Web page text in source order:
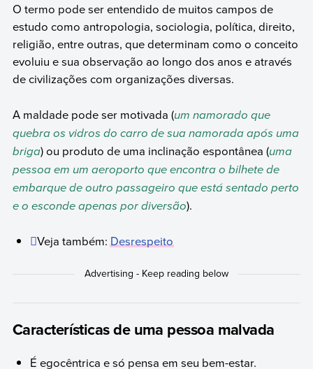
O termo pode ser entendido de muitos campos de
estudo como antropologia, sociologia, política, direito,
religião, entre outras, que determinam como o conceito
evoluiu e sua observação ao longo dos anos e através
de civilizações com organizações diversas.
A maldade pode ser motivada (um namorado que
quebra os vidros do carro de sua namorada após uma
briga) ou produto de uma inclinação espontânea (uma
pessoa em um aeroporto que encontra o bilhete de
embarque de outro passageiro que está sentado perto
e o esconde apenas por diversão).
Veja também:Desrespeito
Características de uma pessoa malvada
É egocêntrica e só pensa em seu bem-estar.